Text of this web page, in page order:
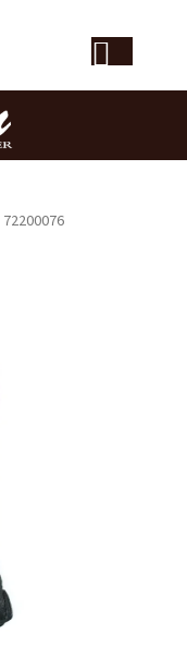
72200076